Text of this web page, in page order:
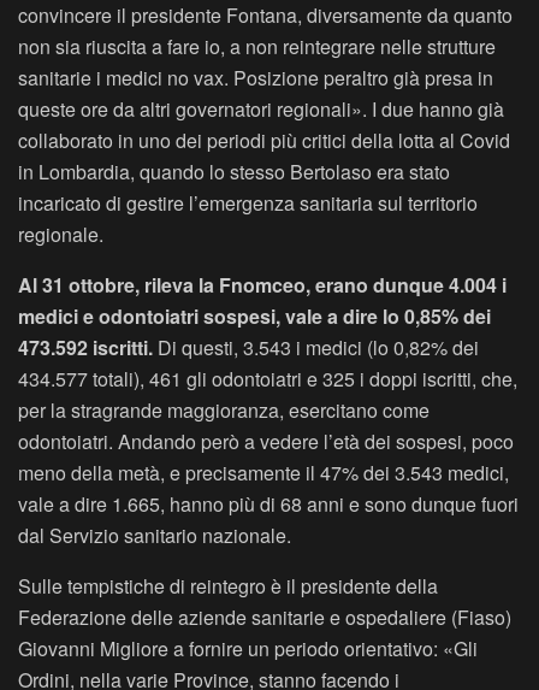
convincere il presidente Fontana, diversamente da quanto
non sia riuscita a fare io, a non reintegrare nelle strutture
sanitarie i medici no vax. Posizione peraltro già presa in
queste ore da altri governatori regionali». I due hanno già
collaborato in uno dei periodi più critici della lotta al Covid
in Lombardia, quando lo stesso Bertolaso era stato
incaricato di gestire l’emergenza sanitaria sul territorio
regionale.
Al 31 ottobre, rileva la Fnomceo, erano dunque 4.004 i
medici e odontoiatri sospesi, vale a dire lo 0,85% dei
473.592 iscritti. Di questi, 3.543 i medici (lo 0,82% dei
434.577 totali), 461 gli odontoiatri e 325 i doppi iscritti, che,
per la stragrande maggioranza, esercitano come
odontoiatri. Andando però a vedere l’età dei sospesi, poco
meno della metà, e precisamente il 47% dei 3.543 medici,
vale a dire 1.665, hanno più di 68 anni e sono dunque fuori
dal Servizio sanitario nazionale.
Sulle tempistiche di reintegro è il presidente della
Federazione delle aziende sanitarie e ospedaliere (Fiaso)
Giovanni Migliore a fornire un periodo orientativo: «Gli
Ordini, nella varie Province, stanno facendo i